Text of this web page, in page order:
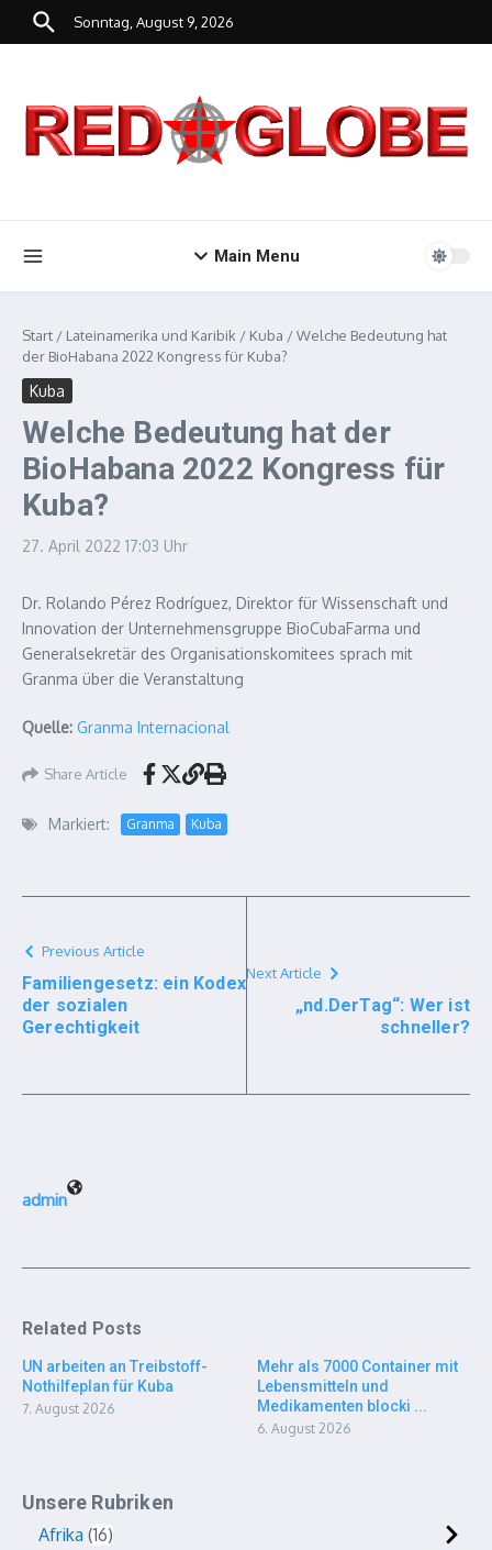
Zum Inhalt springen
Sonntag, August 9, 2026
Main Menu
Start / Lateinamerika und Karibik / Kuba /Welche Bedeutung hat
der BioHabana 2022 Kongress für Kuba?
Kuba
Welche Bedeutung hat der
BioHabana 2022 Kongress für
Kuba?
27. April 2022 17:03 Uhr
Dr. Rolando Pérez Rodríguez, Direktor für Wissenschaft und
Innovation der Unternehmensgruppe BioCubaFarma und
Generalsekretär des Organisationskomitees sprach mit
Granma über die Veranstaltung
Quelle: Granma Internacional
Share Article
Markiert: Granma Kuba
Previous Article
Familiengesetz: ein Kodex
der sozialen
Gerechtigkeit
Next Article
„nd.DerTag“: Wer ist
schneller?
admin
Related Posts
UN arbeiten an Treibstoff-
Nothilfeplan für Kuba
7. August 2026
Mehr als 7000 Container mit
Lebensmitteln und
Medikamenten blocki ...
6. August 2026
Unsere Rubriken
Afrika 16